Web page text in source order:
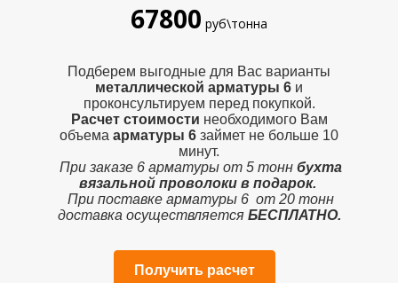
67800 руб\тонна
Подберем выгодные для Вас варианты
металлической арматуры 6 и
проконсультируем перед покупкой.
Расчет стоимости необходимого Вам
объема арматуры 6 займет не больше 10
минут.
При заказе 6 арматуры от 5 тонн бухта
вязальной проволоки в подарок.
При поставке арматуры 6 от 20 тонн
доставка осуществляется БЕСПЛАТНО.
Получить расчет